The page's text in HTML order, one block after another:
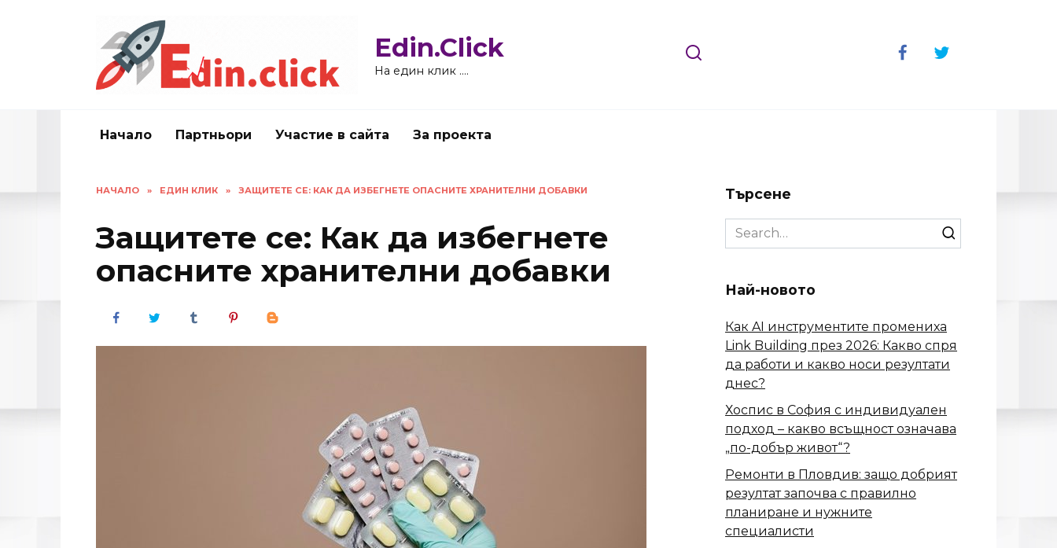
Edin.Click
На един клик ….
Начало Партньори Участие в сайта За проекта
НАЧАЛО » ЕДИН КЛИК » ЗАЩИТЕТЕ СЕ: КАК ДА ИЗБЕГНЕТЕ ОПАСНИТЕ ХРАНИТЕЛНИ ДОБАВКИ
Защитете се: Как да избегнете
опасните хранителни добавки
Търсене
Search
for:
Най-новото
Как AI инструментите промениха
Link Building през 2026: Какво спря
да работи и какво носи резултати
днес?
Хоспис в София с индивидуален
подход – какво всъщност означава
„по-добър живот“?
Ремонти в Пловдив: защо добрият
резултат започва с правилно
планиране и нужните
специалисти